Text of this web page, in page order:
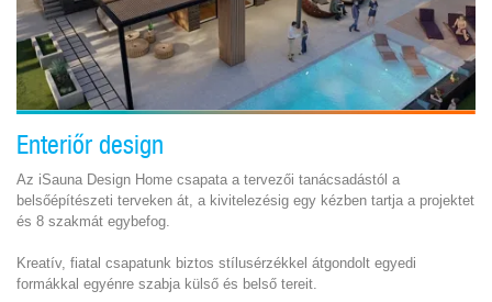
Enteriőr design
Az iSauna Design Home csapata a tervezői tanácsadástól a
belsőépítészeti terveken át, a kivitelezésig egy kézben tartja a projektet
és 8 szakmát egybefog.
Kreatív, fiatal csapatunk biztos stílusérzékkel átgondolt egyedi
formákkal egyénre szabja külső és belső tereit.